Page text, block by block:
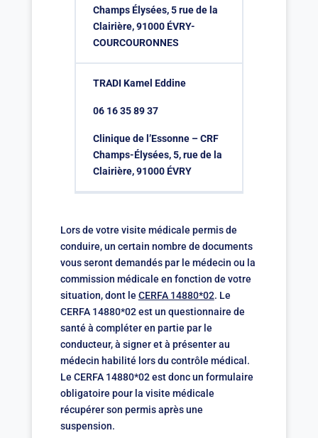
Champs Élysées, 5 rue de la
Clairière, 91000 ÉVRY-
COURCOURONNES
TRADI Kamel Eddine
06 16 35 89 37
Clinique de l’Essonne – CRF
Champs-Élysées, 5, rue de la
Clairière, 91000 ÉVRY
Lors de votre visite médicale permis de
conduire, un certain nombre de documents
vous seront demandés par le médecin ou la
commission médicale en fonction de votre
situation, dont le CERFA 14880*02. Le
CERFA 14880*02 est un questionnaire de
santé à compléter en partie par le
conducteur, à signer et à présenter au
médecin habilité lors du contrôle médical.
Le CERFA 14880*02 est donc un formulaire
obligatoire pour la visite médicale
récupérer son permis après une
suspension.